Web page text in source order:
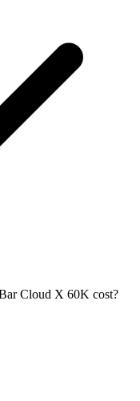
Cloud X 60K cost?